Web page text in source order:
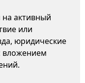
активный
или
юридические
вложением